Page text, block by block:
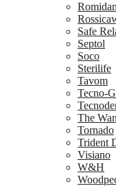
Romidan
Safe
Septol
Soco
Sterilife
Tavom
Tecno-
The
Tornado
Trident
Visiano
W&H